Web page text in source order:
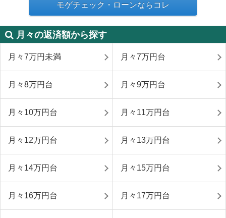
モゲチェック・ローンならコレ
月々の返済額から探す
月々7万円未満 月々7万円台
月々8万円台 月々9万円台
月々10万円台 月々11万円台
月々12万円台 月々13万円台
月々14万円台 月々15万円台
月々16万円台 月々17万円台